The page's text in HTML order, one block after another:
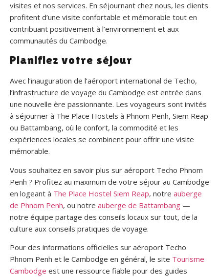
visites et nos services. En séjournant chez nous, les clients
profitent d’une visite confortable et mémorable tout en
contribuant positivement à l’environnement et aux
communautés du Cambodge.
Planifiez votre séjour
Avec l’inauguration de l’aéroport international de Techo,
l’infrastructure de voyage du Cambodge est entrée dans
une nouvelle ère passionnante. Les voyageurs sont invités
à séjourner à The Place Hostels à Phnom Penh, Siem Reap
ou Battambang, où le confort, la commodité et les
expériences locales se combinent pour offrir une visite
mémorable.
Vous souhaitez en savoir plus sur aéroport Techo Phnom
Penh ? Profitez au maximum de votre séjour au Cambodge
en logeant à The Place Hostel Siem Reap, notre auberge
de Phnom Penh, ou notre auberge de Battambang —
notre équipe partage des conseils locaux sur tout, de la
culture aux conseils pratiques de voyage.
Pour des informations officielles sur aéroport Techo
Phnom Penh et le Cambodge en général, le site Tourisme
Cambodge est une ressource fiable pour des guides